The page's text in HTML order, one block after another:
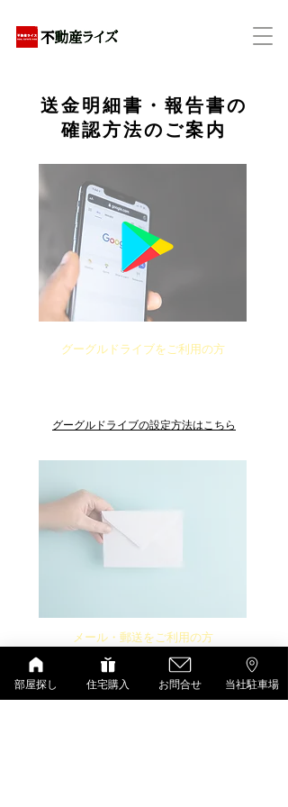
​送金明細書・報告書の
確認方法のご案内
グーグルドライブをご利用の方
グーグルドライブの設定方法はこちら
メール・郵送をご利用の方
ご登録いただいているメールアドレスまたは郵
便物をご確認下さい。
部屋探し 住宅購入 お問合せ 当社駐車場